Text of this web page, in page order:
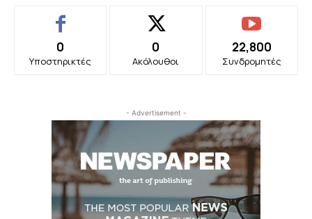
0
Υποστηρικτές
0
Ακόλουθοι
22,800
Συνδρομητές
- Advertisement -